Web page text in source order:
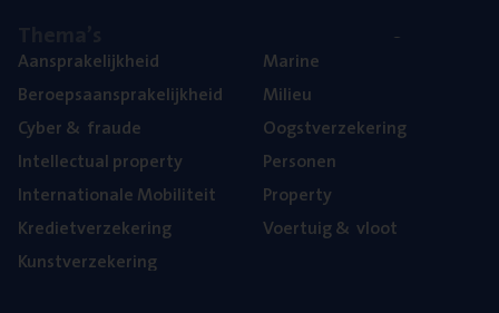
Aan­spra­ke­lijk­heid
Beroeps­aan­spra­ke­lijk­heid
Cyber& fraude
Intel­lec­tu­al property
Inter­na­ti­o­na­le Mobiliteit
Kre­diet­ver­ze­ke­ring
Kunst­ver­ze­ke­ring
Mari­ne
Mili­eu
Oogst­ver­ze­ke­ring
Per­so­nen
Pro­per­ty
Voer­tuig& vloot